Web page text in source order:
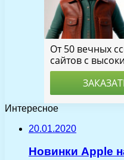
Интересное
20.01.2020
Новинки Apple